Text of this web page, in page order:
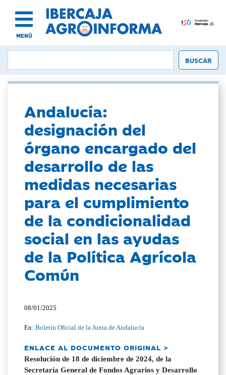
MENÚ
Andalucía:
designación del
órgano encargado del
desarrollo de las
medidas necesarias
para el cumplimiento
de la condicionalidad
social en las ayudas
de la Política Agrícola
Común
08/01/2025
En:Boletín Oficial de la Junta de Andalucía
ENLACE AL DOCUMENTO ORIGINAL >
Resolución de 18 de diciembre de 2024, de la
Secretaría General de Fondos Agrarios y Desarrollo